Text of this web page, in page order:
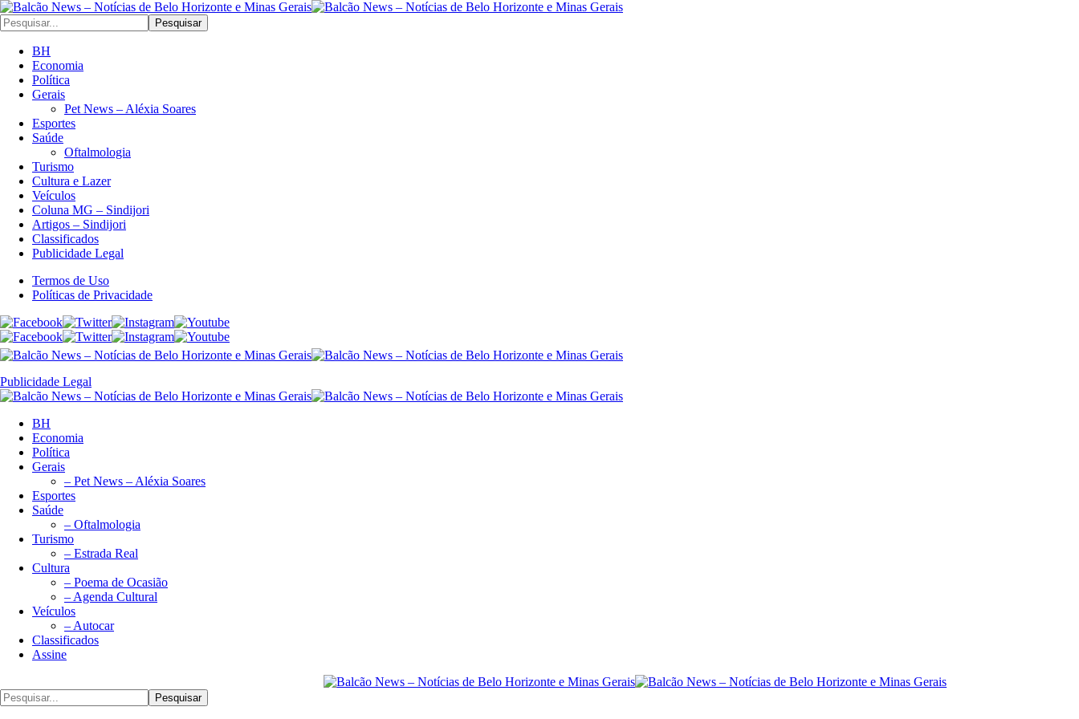
Pesquisar
BH
Economia
Política
Gerais
Pet News – Aléxia Soares
Esportes
Saúde
Oftalmologia
Turismo
Cultura e Lazer
Veículos
Coluna MG – Sindijori
Artigos – Sindijori
Classificados
Publicidade Legal
Termos de Uso
Políticas de Privacidade
Publicidade Legal
BH
Economia
Política
Gerais
– Pet News – Aléxia Soares
Esportes
Saúde
– Oftalmologia
Turismo
– Estrada Real
Cultura
– Poema de Ocasião
– Agenda Cultural
Veículos
– Autocar
Classificados
Assine
Pesquisar